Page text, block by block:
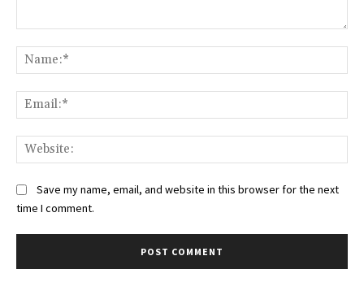
Save my name, email, and website in this browser for the next
time I comment.